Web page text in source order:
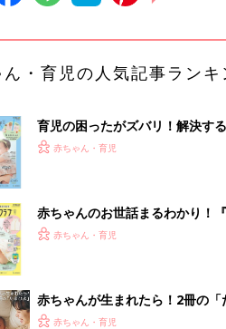
・育児の人気記事ランキ
育児の困ったがズバリ！解決す
『ひよこクラブ 夏号』 4カ月～
赤ちゃん・育児
赤ちゃんのお世話まるわかり！
てのひよこクラブ 夏号』〈巻頭大
赤ちゃん・育児
赤ちゃんが生まれたら！2冊の「
ひよ」
赤ちゃん・育児